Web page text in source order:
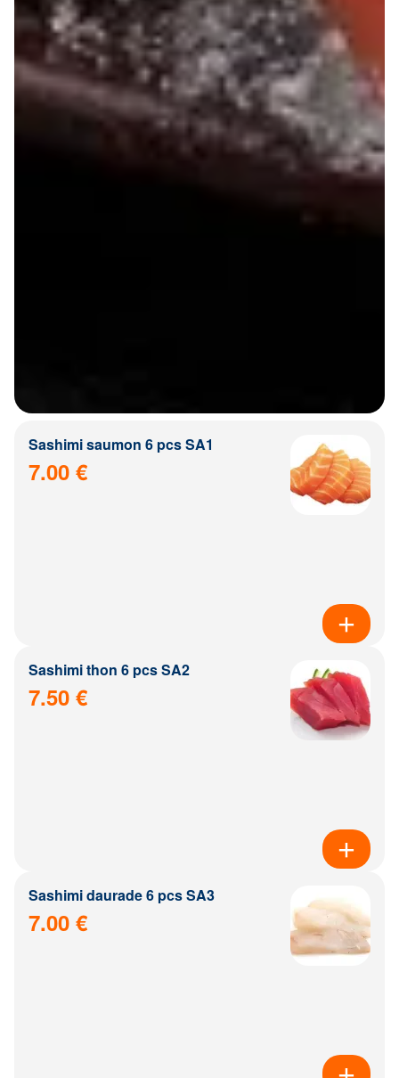
Sashimi saumon 6 pcs SA1
7.00 €
Sashimi thon 6 pcs SA2
7.50 €
Sashimi daurade 6 pcs SA3
7.00 €